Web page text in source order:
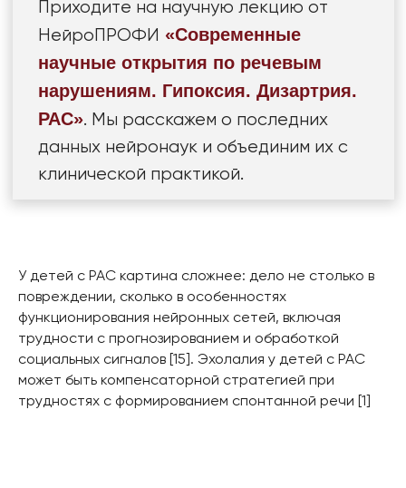
У детей с РАС картина сложнее: дело не столько в
повреждении, сколько в особенностях
функционирования нейронных сетей, включая
трудности с прогнозированием и обработкой
социальных сигналов [15]. Эхолалия у детей с РАС
может быть компенсаторной стратегией при
трудностях с формированием спонтанной речи [1]
ПОЧЕМУ ХОРОШИЙ СПЕЦИАЛИСТ
ОБЯЗАН ПОСТОЯННО РАБОТАТЬ С